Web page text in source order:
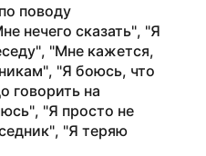
поводу
нечего сказать", "Я
"Мне кажется,
"Я боюсь, что
говорить на
"Я просто не
"Я теряю